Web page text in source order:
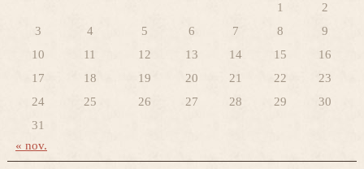
1
2
3
4 5 6 7 8
9
10
11 12 13 14 15
16
17
18 19 20 21 22
23
24
25 26 27 28 29
30
31
« nov.